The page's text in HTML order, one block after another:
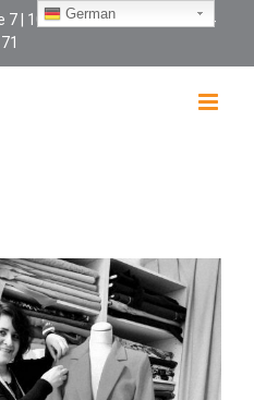
| 1010 Wien | +43 664 170 24
71
German